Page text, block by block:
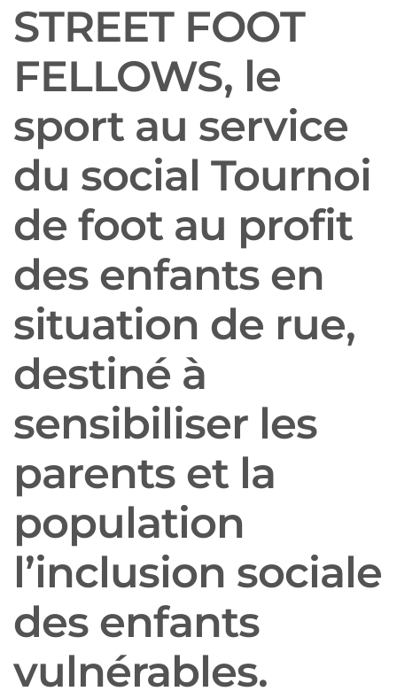
STREET FOOT
FELLOWS, le
sport au service
du social Tournoi
de foot au profit
des enfants en
situation de rue,
destiné à
sensibiliser les
parents et la
population
l’inclusion sociale
des enfants
vulnérables.